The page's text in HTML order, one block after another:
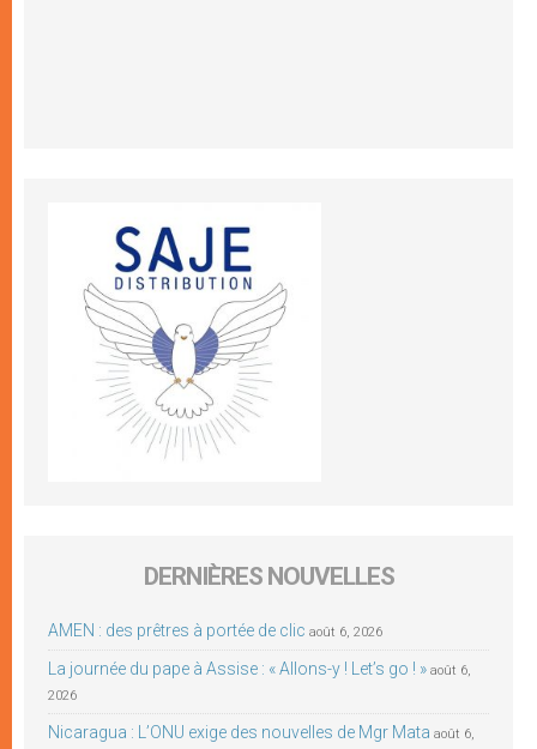
DERNIÈRES NOUVELLES
AMEN : des prêtres à portée de clic août 6, 2026
La journée du pape à Assise : « Allons-y ! Let’s go ! » août 6,
2026
Nicaragua : L’ONU exige des nouvelles de Mgr Mata août 6,